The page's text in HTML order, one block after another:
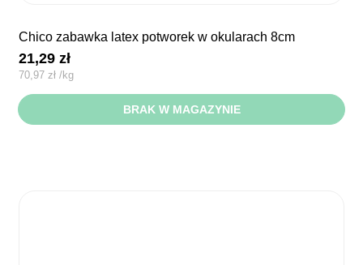
chico zabawka latex potworek w okularach 8cm
21,29zł
70,97zł /kg
BRAK W MAGAZYNIE